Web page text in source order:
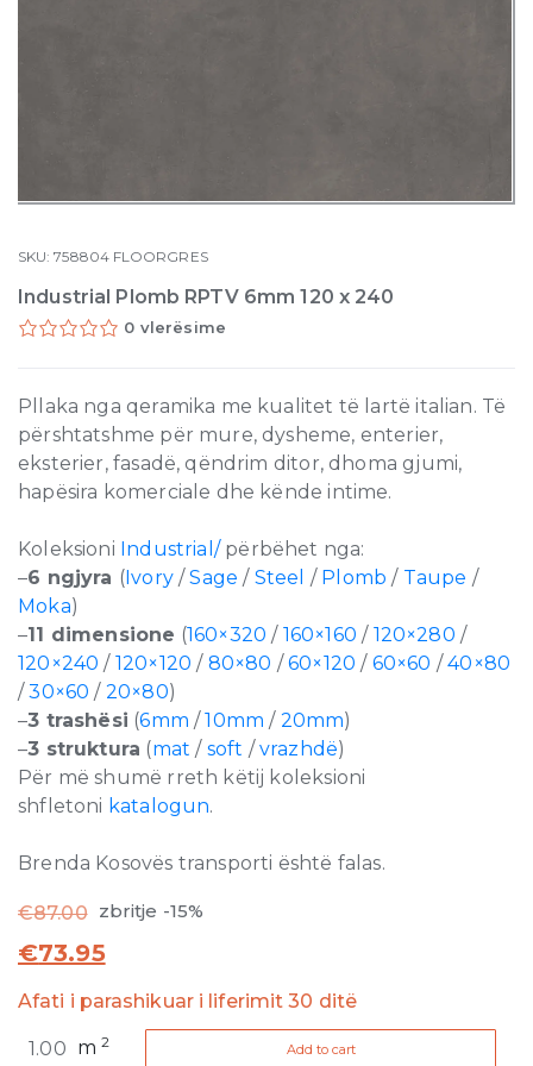
SKU:758804 FLOORGRES
Industrial Plomb RPTV 6mm 120 x 240
0 vlerësime
Pllaka nga qeramika me kualitet të lartë italian. Të
përshtatshme për mure, dysheme, enterier,
eksterier, fasadë, qëndrim ditor, dhoma gjumi,
hapësira komerciale dhe kënde intime.
Koleksioni Industrial/përbëhet nga:
–6 ngjyra (Ivory/Sage / Steel / Plomb / Taupe /
Moka)
–11 dimensione (160×320 / 160×160 / 120×280 /
120×240 / 120×120 / 80×80 /60×120 / 60×60 /40×80
/30×60 / 20×80)
–3 trashësi (6mm /10mm / 20mm)
–3 struktura (mat / soft /vrazhdë)
Për më shumë rreth këtij koleksioni
shfletoni katalogun.
Brenda Kosovës transporti është falas.
€87.00 zbritje -15%
€73.95
Afati i parashikuar i liferimit 30 ditë
Plombm2 Add to cart